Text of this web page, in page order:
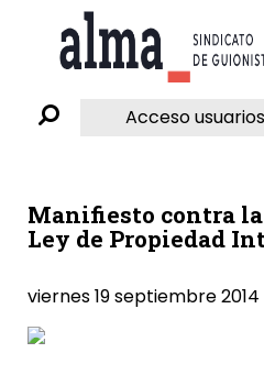
Acceso usuarios
Manifiesto contra
Ley de Propiedad
viernes 19 septiembre 2014